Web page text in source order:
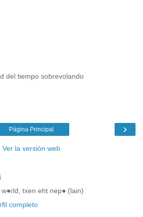
del tiempo sobrevolando
›
Página Principal
Ver la versión web
txen eht nep● (lain)
completo